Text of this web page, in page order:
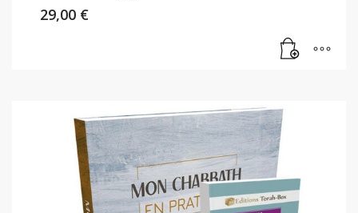
29,00 €